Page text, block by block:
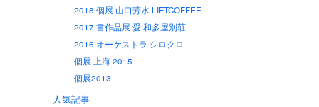
2018 個展 山口芳水 LIFTCOFFEE
2017 書作品展 愛 和多屋別荘
2016 オーケストラ シロクロ
個展 上海 2015
個展2013
人気記事